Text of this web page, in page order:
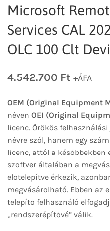
Microsoft
Services CAL
OLC 100 Clt
4.542.700 Ft +ÁFA
OEM (Original Equipment
néven OEI (Original
licenc. Örökös
névre szól, hanem egy
licenc, attól a későbbekben
szoftver általában a
előtelepítve érkezik,
megvásárolható. Ebben az
telepítő felhasználó
„rendszerépítővé” válik.